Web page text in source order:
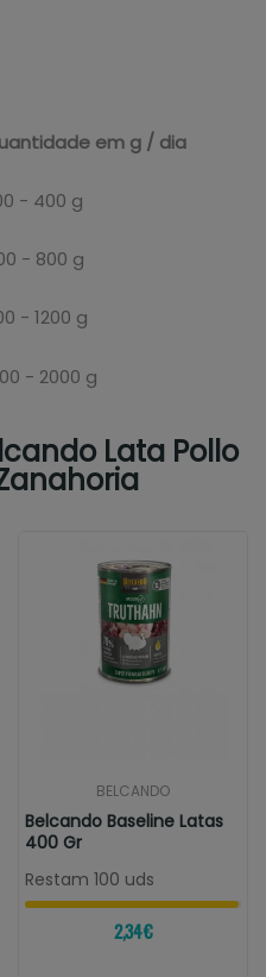
em g / dia
- 400 g
- 800 g
- 1200 g
- 2000 g
Lata Pollo
BELCANDO
Belcando Baseline Latas
400 Gr
Restam 100 uds
2,34 €